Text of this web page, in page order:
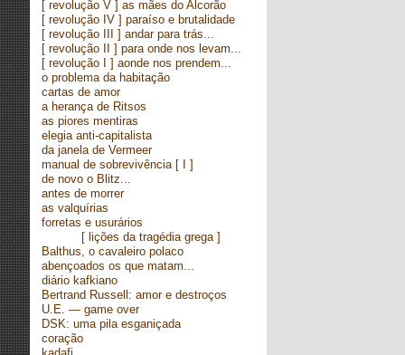
[ revolução V ] as mães do Alcorão
[ revolução IV ] paraíso e brutalidade
[ revolução III ] andar para trás...
[ revolução II ] para onde nos levam...
[ revolução I ] aonde nos prendem...
o problema da habitação
cartas de amor
a herança de Ritsos
as piores mentiras
elegia anti-capitalista
da janela de Vermeer
manual de sobrevivência[ I ]
de novo o Blitz...
antes de morrer
as valquírias
forretas e usurários
[ lições da tragédia grega ]
Balthus, o cavaleiro polaco
abençoados os que matam...
diário kafkiano
Bertrand Russell: amor e destroços
U.E. — game over
DSK: uma pila esganiçada
coração